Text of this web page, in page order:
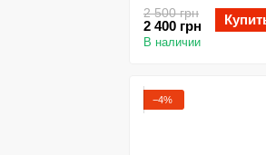
2 500 грн
2 400 грн
В наличии
−4%